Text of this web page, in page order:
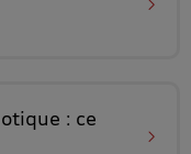
: ce